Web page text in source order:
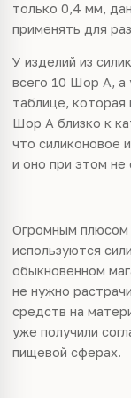
только 0,4 мм,
применять для
У изделий из
всего 10 Шор А, а
таблице, которая
Шор А близко к
что силиконовое
и оно при этом не
Огромным плюсом
используются
обыкновенном
не нужно
средств на
уже получили
пищевой сферах.